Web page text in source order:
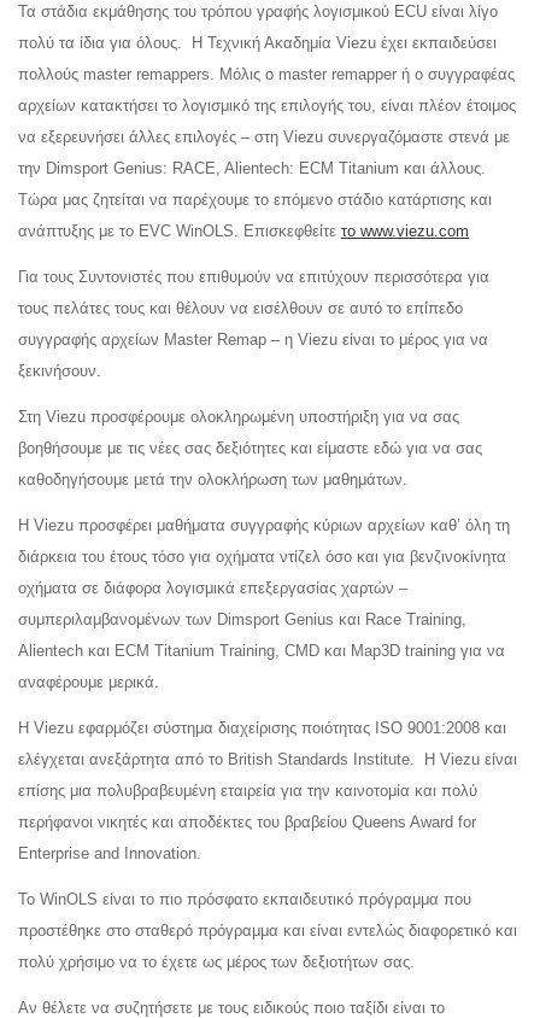
Τα στάδια εκμάθησης του τρόπου γραφής λογισμικού ECU είναι λίγο
πολύ τα ίδια για όλους. Η Τεχνική Ακαδημία Viezu έχει εκπαιδεύσει
πολλούς master remappers. Μόλις ο master remapper ή ο συγγραφέας
αρχείων κατακτήσει το λογισμικό της επιλογής του, είναι πλέον έτοιμος
να εξερευνήσει άλλες επιλογές – στη Viezu συνεργαζόμαστε στενά με
την Dimsport Genius: RACE, Alientech: ECM Titanium και άλλους.
Τώρα μας ζητείται να παρέχουμε το επόμενο στάδιο κατάρτισης και
ανάπτυξης με το EVC WinOLS. Επισκεφθείτε το www.viezu.com
Για τους Συντονιστές που επιθυμούν να επιτύχουν περισσότερα για
τους πελάτες τους και θέλουν να εισέλθουν σε αυτό το επίπεδο
συγγραφής αρχείων Master Remap – η Viezu είναι το μέρος για να
ξεκινήσουν.
Στη Viezu προσφέρουμε ολοκληρωμένη υποστήριξη για να σας
βοηθήσουμε με τις νέες σας δεξιότητες και είμαστε εδώ για να σας
καθοδηγήσουμε μετά την ολοκλήρωση των μαθημάτων.
Η Viezu προσφέρει μαθήματα συγγραφής κύριων αρχείων καθ’ όλη τη
διάρκεια του έτους τόσο για οχήματα ντίζελ όσο και για βενζινοκίνητα
οχήματα σε διάφορα λογισμικά επεξεργασίας χαρτών –
συμπεριλαμβανομένων των Dimsport Genius και Race Training,
Alientech και ECM Titanium Training, CMD και Map3D training για να
αναφέρουμε μερικά.
Η Viezu εφαρμόζει σύστημα διαχείρισης ποιότητας ISO 9001:2008 και
ελέγχεται ανεξάρτητα από το British Standards Institute. Η Viezu είναι
επίσης μια πολυβραβευμένη εταιρεία για την καινοτομία και πολύ
περήφανοι νικητές και αποδέκτες του βραβείου Queens Award for
Enterprise and Innovation.
Το WinOLS είναι το πιο πρόσφατο εκπαιδευτικό πρόγραμμα που
προστέθηκε στο σταθερό πρόγραμμα και είναι εντελώς διαφορετικό και
πολύ χρήσιμο να το έχετε ως μέρος των δεξιοτήτων σας.
Αν θέλετε να συζητήσετε με τους ειδικούς ποιο ταξίδι είναι το